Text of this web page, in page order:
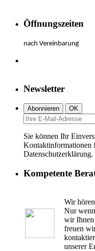
Öffnungszeiten
nach Vereinbarung
Newsletter
Sie können Ihr
Kontaktinformationen
Datenschutzerklärung.
Kompetente
Wir
Nur
wir Ihnen
freuen
unserer